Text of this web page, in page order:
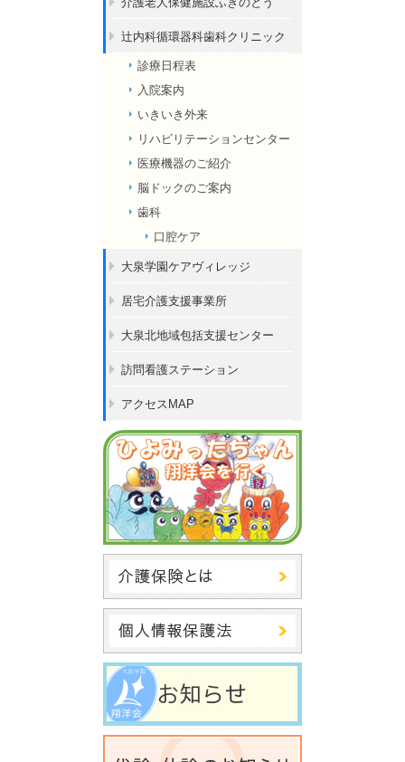
辻内科循環器科歯科クリニック
診療日程表
入院案内
いきいき外来
リハビリテーションセンター
医療機器のご紹介
脳ドックのご案内
歯科
口腔ケア
大泉学園ケアヴィレッジ
居宅介護支援事業所
大泉北地域包括支援センター
訪問看護ステーション
アクセスMAP